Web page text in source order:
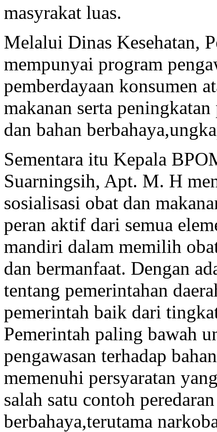
masyrakat luas.
Melalui Dinas Kesehatan,
mempunyai program
pemberdayaan konsumen
makanan serta
dan bahan
Sementara itu Kepala
Suarningsih, Apt. M. H
sosialisasi obat dan
peran aktif dari semua
mandiri dalam memilih
dan bermanfaat. Dengan
tentang pemerintahan
pemerintah baik dari
Pemerintah paling bawah
pengawasan terhadap
memenuhi persyaratan
salah satu contoh
berbahaya,terutama